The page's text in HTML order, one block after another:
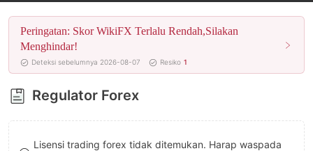
5
6
7
8
9
5
6
7
8
9
6
7
8
9
Peringatan: Skor WikiFX Terlalu Rendah,Silakan
Menghindar!
Deteksi sebelumnya 2026-08-07 Resiko 1
Regulator Forex
Lisensi trading forex tidak ditemukan. Harap waspada